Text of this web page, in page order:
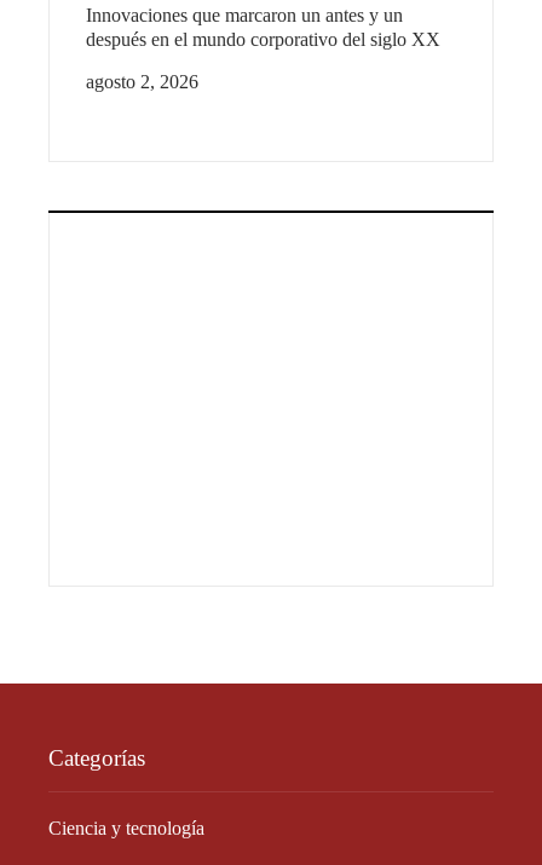
Innovaciones que marcaron un antes y un
después en el mundo corporativo del siglo XX
agosto 2, 2026
Categorías
Ciencia y tecnología